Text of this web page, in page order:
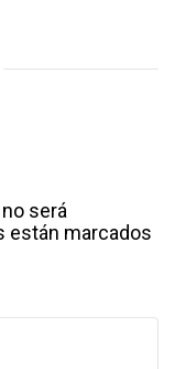
será
están marcados